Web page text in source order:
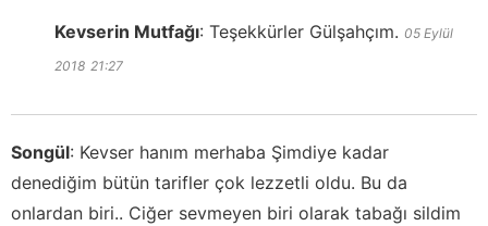
Kevserin Mutfağı: Teşekkürler Gülşahçım. 05 Eylül
2018 21:27
Songül: Kevser hanım merhaba Şimdiye kadar
denediğim bütün tarifler çok lezzetli oldu. Bu da
onlardan biri.. Ciğer sevmeyen biri olarak tabağı sildim